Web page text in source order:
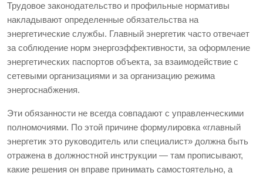
Трудовое законодательство и профильные нормативы
накладывают определенные обязательства на
энергетические службы. Главный энергетик часто отвечает
за соблюдение норм энергоэффективности, за оформление
энергетических паспортов объекта, за взаимодействие с
сетевыми организациями и за организацию режима
энергоснабжения.
Эти обязанности не всегда совпадают с управленческими
полномочиями. По этой причине формулировка «главный
энергетик это руководитель или специалист» должна быть
отражена в должностной инструкции — там прописывают,
какие решения он вправе принимать самостоятельно, а